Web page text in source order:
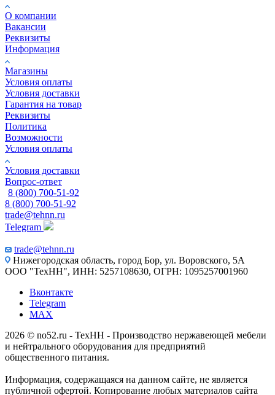
О компании
Вакансии
Реквизиты
Информация
Магазины
Условия оплаты
Условия доставки
Гарантия на товар
Реквизиты
Политика
Возможности
Условия оплаты
Условия доставки
Вопрос-ответ
8 (800) 700-51-92
8 (800) 700-51-92
trade@tehnn.ru
Telegram
trade@tehnn.ru
Нижегородская область, город Бор, ул. Воровского, 5А
ООО "ТехНН", ИНН: 5257108630, ОГРН: 1095257001960
Вконтакте
Telegram
MAX
2026 © no52.ru - ТехНН - Производство нержавеющей мебели
и нейтрального оборудования для предприятий
общественного питания.
Информация, содержащаяся на данном сайте, не является
публичной офертой. Копирование любых материалов сайта